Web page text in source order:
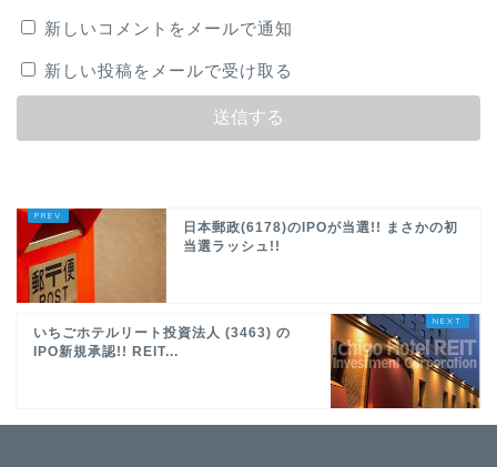
新しいコメントをメールで通知
新しい投稿をメールで受け取る
日本郵政(6178)のIPOが当選!! まさかの初
当選ラッシュ!!
いちごホテルリート投資法人 (3463) の
IPO新規承認!! REIT...